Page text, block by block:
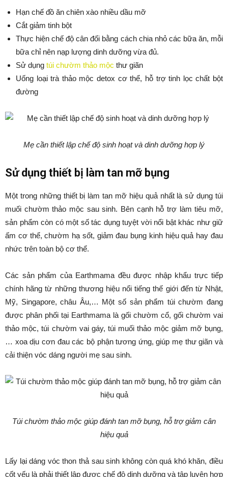
Hạn chế đồ ăn chiên xào nhiều dầu mỡ
Cắt giảm tinh bột
Thực hiện chế độ cân đối bằng cách chia nhỏ các bữa ăn, mỗi
bữa chỉ nên nạp lượng dinh dưỡng vừa đủ.
Sử dụng túi chườm thảo mộc thư giãn
Uống loại trà thảo mộc detox cơ thể, hỗ trợ tinh lọc chất bột
đường
Mẹ cần thiết lập chế độ sinh hoạt và dinh dưỡng hợp lý
Sử dụng thiết bị làm tan mỡ bụng
Một trong những thiết bị làm tan mỡ hiệu quả nhất là sử dụng túi
muối chườm thảo mộc sau sinh. Bên cạnh hỗ trợ làm tiêu mỡ,
sản phẩm còn có một số tác dụng tuyệt vời nổi bật khác như giữ
ấm cơ thể, chườm hạ sốt, giảm đau bụng kinh hiệu quả hay đau
nhức trên toàn bộ cơ thể.
Các sản phẩm của Earthmama đều được nhập khẩu trực tiếp
chính hãng từ những thương hiệu nổi tiếng thế giới đến từ Nhật,
Mỹ, Singapore, châu Âu,… Một số sản phẩm túi chườm đang
được phân phối tại Earthmama là gối chườm cổ, gối chườm vai
thảo mộc, túi chườm vai gáy, túi muối thảo mộc giảm mỡ bụng,
… xoa dịu cơn đau các bộ phận tương ứng, giúp mẹ thư giãn và
cải thiện vóc dáng người mẹ sau sinh.
Túi chườm thảo mộc giúp đánh tan mỡ bụng, hỗ trợ giảm cân
hiệu quả
Lấy lại dáng vóc thon thả sau sinh không còn quá khó khăn, điều
cốt yếu là phải thiết lập được chế độ dinh dưỡng và tập luyện hợp